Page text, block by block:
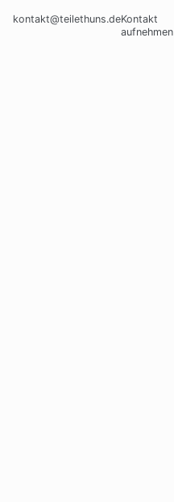
kontakt@teilethuns.deKontakt
aufnehmen